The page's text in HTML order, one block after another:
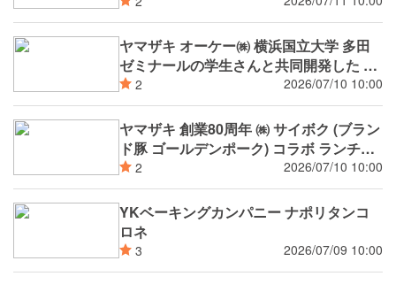
ヤマザキ オーケー㈱ 横浜国立大学 多田
ゼミナールの学生さんと共同開発した ラ
ンチパック 横国パワー丼風
2 2026/07/10 10:00
ヤマザキ 創業80周年 ㈱ サイボク (ブラン
ド豚 ゴールデンポーク) コラボ ランチパ
ック カレ－（サイボクゴ－ルデンポ－ク
のひき肉入り）
2 2026/07/10 10:00
YKベーキングカンパニー ナポリタンコ
ロネ
3 2026/07/09 10:00